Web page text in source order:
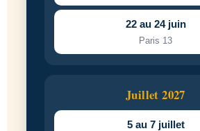
22 au 24 juin
Paris 13
Juillet 2027
5 au 7 juillet